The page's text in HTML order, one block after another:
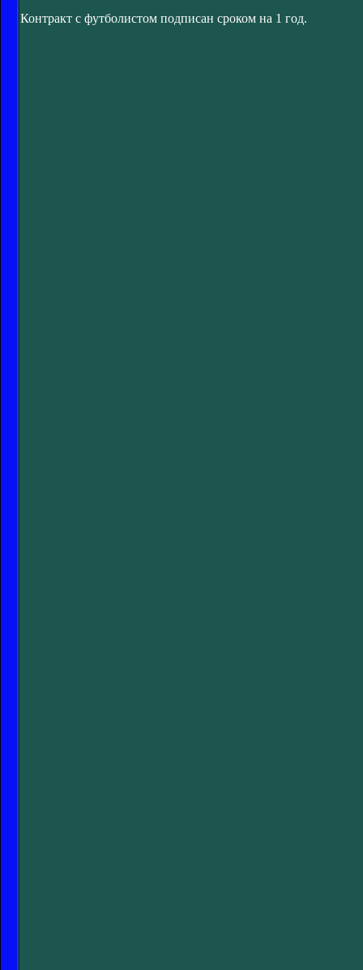
Контракт с футболистом подписан сроком на 1 год.